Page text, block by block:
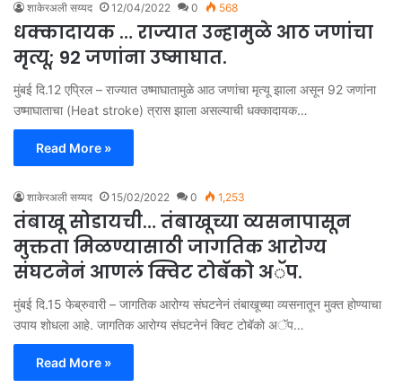
शाकेरअली सय्यद 12/04/2022 0 568
धक्कादायक … राज्यात उन्हामुळे आठ जणांचा
मृत्यू; 92 जणांना उष्माघात.
मुंबई दि.12 एप्रिल – राज्यात उष्माघातामुळे आठ जणांचा मृत्यू झाला असून 92 जणांना
उष्माघाताचा (Heat stroke) त्रास झाला असल्याची धक्कादायक…
Read More »
शाकेरअली सय्यद 15/02/2022 0 1,253
तंबाखू सोडायची… तंबाखूच्या व्यसनापासून
मुक्तता मिळण्यासाठी जागतिक आरोग्य
संघटनेनं आणलं क्विट टोबॅको अॅप.
मुंबई दि.15 फेब्रुवारी – जागतिक आरोग्य संघटनेनं तंबाखूच्या व्यसनातून मुक्त होण्याचा
उपाय शोधला आहे. जागतिक आरोग्य संघटनेनं क्विट टोबॅको अॅप…
Read More »